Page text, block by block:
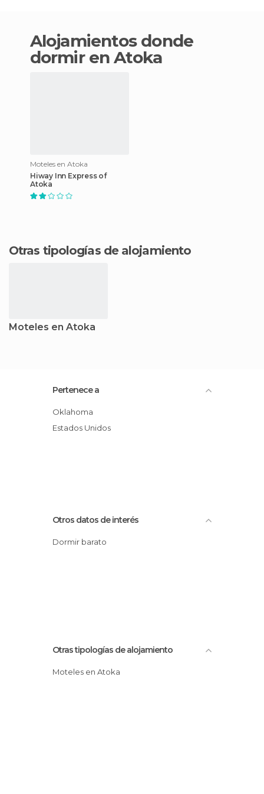
Alojamientos donde
dormir en Atoka
Moteles en Atoka
Hiway Inn Express of
Atoka
Otras tipologías de alojamiento
Moteles en Atoka
Pertenece a
Oklahoma
Estados Unidos
Otros datos de interés
Dormir barato
Otras tipologías de alojamiento
Moteles en Atoka